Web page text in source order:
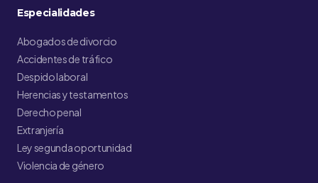
Especialidades
Abogados de divorcio
Accidentes de tráfico
Despido laboral
Herencias y testamentos
Derecho penal
Extranjería
Ley segunda oportunidad
Violencia de género